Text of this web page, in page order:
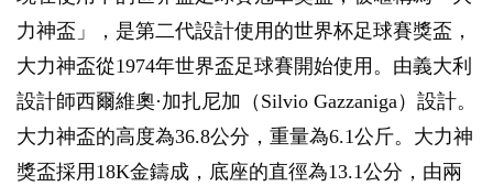
力神盃」，是第二代設計使用的世界杯足球賽獎盃，
大力神盃從1974年世界盃足球賽開始使用。由義大利
設計師西爾維奧·加扎尼加（Silvio Gazzaniga）設計。
大力神盃的高度為36.8公分，重量為6.1公斤。大力神
獎盃採用18K金鑄成，底座的直徑為13.1公分，由兩